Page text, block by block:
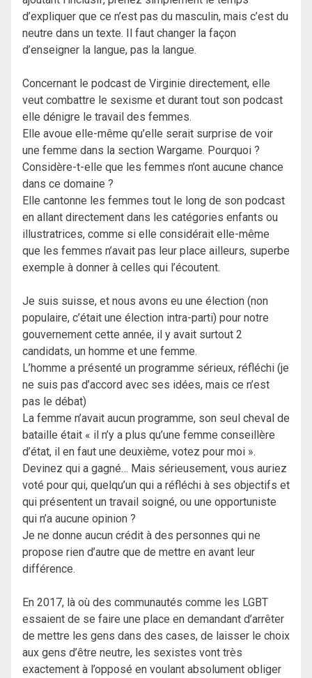
d’expliquer que ce n’est pas du masculin, mais c’est du
neutre dans un texte. Il faut changer la façon
d’enseigner la langue, pas la langue.
Concernant le podcast de Virginie directement, elle
veut combattre le sexisme et durant tout son podcast
elle dénigre le travail des femmes.
Elle avoue elle-même qu’elle serait surprise de voir
une femme dans la section Wargame. Pourquoi ?
Considère-t-elle que les femmes n’ont aucune chance
dans ce domaine ?
Elle cantonne les femmes tout le long de son podcast
en allant directement dans les catégories enfants ou
illustratrices, comme si elle considérait elle-même
que les femmes n’avait pas leur place ailleurs, superbe
exemple à donner à celles qui l’écoutent.
Je suis suisse, et nous avons eu une élection (non
populaire, c’était une élection intra-parti) pour notre
gouvernement cette année, il y avait surtout 2
candidats, un homme et une femme.
L’homme a présenté un programme sérieux, réfléchi (je
ne suis pas d’accord avec ses idées, mais ce n’est
pas le débat)
La femme n’avait aucun programme, son seul cheval de
bataille était « il n’y a plus qu’une femme conseillère
d’état, il en faut une deuxième, votez pour moi ».
Devinez qui a gagné… Mais sérieusement, vous auriez
voté pour qui, quelqu’un qui a réfléchi à ses objectifs et
qui présentent un travail soigné, ou une opportuniste
qui n’a aucune opinion ?
Je ne donne aucun crédit à des personnes qui ne
propose rien d’autre que de mettre en avant leur
différence.
En 2017, là où des communautés comme les LGBT
essaient de se faire une place en demandant d’arrêter
de mettre les gens dans des cases, de laisser le choix
aux gens d’être neutre, les sexistes vont très
exactement à l’opposé en voulant absolument obliger